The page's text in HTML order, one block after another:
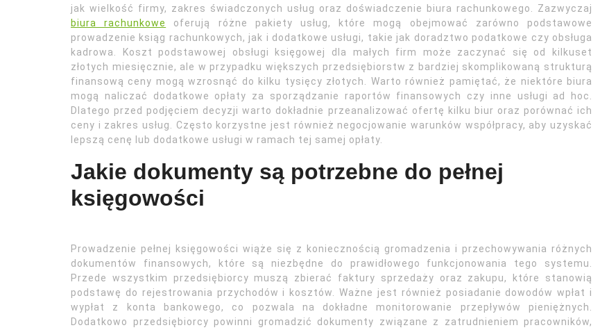
jak wielkość firmy, zakres świadczonych usług oraz doświadczenie biura rachunkowego. Zazwyczaj
biura rachunkowe
oferują różne pakiety usług, które mogą obejmować zarówno podstawowe
prowadzenie ksiąg rachunkowych, jak i dodatkowe usługi, takie jak doradztwo podatkowe czy obsługa
kadrowa. Koszt podstawowej obsługi księgowej dla małych firm może zaczynać się od kilkuset
złotych miesięcznie, ale w przypadku większych przedsiębiorstw z bardziej skomplikowaną strukturą
finansową ceny mogą wzrosnąć do kilku tysięcy złotych. Warto również pamiętać, że niektóre biura
mogą naliczać dodatkowe opłaty za sporządzanie raportów finansowych czy inne usługi ad hoc.
Dlatego przed podjęciem decyzji warto dokładnie przeanalizować ofertę kilku biur oraz porównać ich
ceny i zakres usług. Często korzystne jest również negocjowanie warunków współpracy, aby uzyskać
lepszą cenę lub dodatkowe usługi w ramach tej samej opłaty.
Jakie dokumenty są potrzebne do pełnej
księgowości
Prowadzenie pełnej księgowości wiąże się z koniecznością gromadzenia i przechowywania różnych
dokumentów finansowych, które są niezbędne do prawidłowego funkcjonowania tego systemu.
Przede wszystkim przedsiębiorcy muszą zbierać faktury sprzedaży oraz zakupu, które stanowią
podstawę do rejestrowania przychodów i kosztów. Ważne jest również posiadanie dowodów wpłat i
wypłat z konta bankowego, co pozwala na dokładne monitorowanie przepływów pieniężnych.
Dodatkowo przedsiębiorcy powinni gromadzić dokumenty związane z zatrudnieniem pracowników,